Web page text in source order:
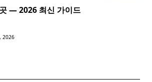
— 2026 최신 가이드
2026